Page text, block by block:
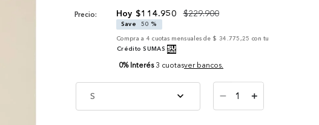
Precio: $114.950 $229.900
Save
50 %
Compra a 4 cuotas mensuales de $ 34.775,25 con tu
Crédito SUMAS
0% Interés 3 cuotasver bancos.
S ＋
－